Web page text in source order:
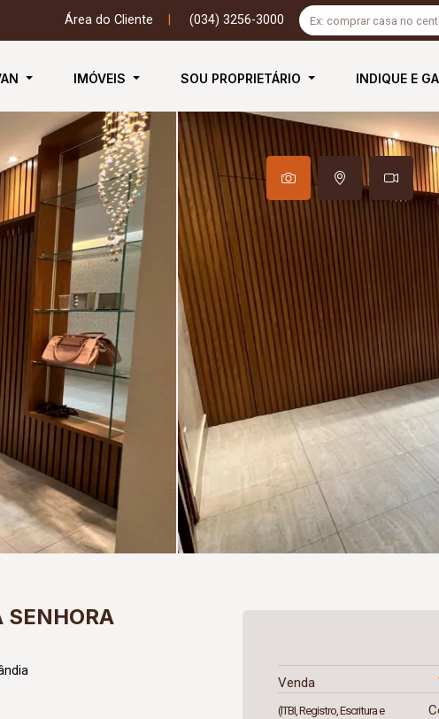
Área do Cliente (034) 3256-3000
IMÓVEIS SOU PROPRIETÁRIO INDIQUE E
SENHORA
Venda
(ITBI, Registro, Escritura e